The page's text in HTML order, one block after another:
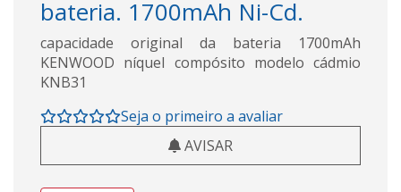
bateria. 1700mAh Ni-Cd.
capacidade original da bateria 1700mAh
KENWOOD níquel compósito modelo cádmio
KNB31
Seja o primeiro a avaliar
AVISAR